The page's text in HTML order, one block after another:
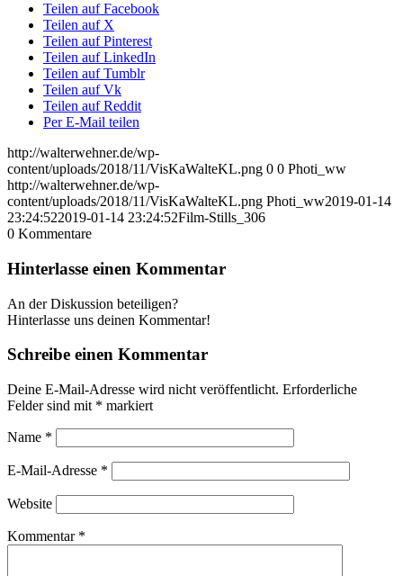
Teilen auf Facebook
Teilen auf X
Teilen auf Pinterest
Teilen auf LinkedIn
Teilen auf Tumblr
Teilen auf Vk
Teilen auf Reddit
Per E-Mail teilen
http://walterwehner.de/wp-
content/uploads/2018/11/VisKaWalteKL.png 0 0 Photi_ww
http://walterwehner.de/wp-
content/uploads/2018/11/VisKaWalteKL.png Photi_ww2019-01-14
23:24:522019-01-14 23:24:52Film-Stills_306
0 Kommentare
Hinterlasse einen Kommentar
An der Diskussion beteiligen?
Hinterlasse uns deinen Kommentar!
Schreibe einen Kommentar
Deine E-Mail-Adresse wird nicht veröffentlicht. Erforderliche
Felder sind mit * markiert
Name *
E-Mail-Adresse *
Website
Kommentar *